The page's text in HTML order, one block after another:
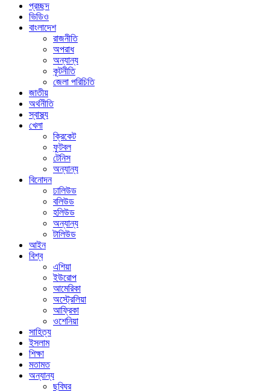
প্রচ্ছদ
ভিডিও
বাংলাদেশ
রাজনীতি
অপরাধ
অন্যান্য
কূটনীতি
জেলা পরিচিতি
জাতীয়
অর্থনীতি
স্বাস্থ্য
খেলা
ক্রিকেট
ফুটবল
টেনিস
অন্যান্য
বিনোদন
ঢালিউড
বলিউড
হলিউড
অন্যান্য
টালিউড
আইন
বিশ্ব
এশিয়া
ইউরোপ
আমেরিকা
অস্ট্রেলিয়া
আফ্রিকা
ওশেনিয়া
সাহিত্য
ইসলাম
শিক্ষা
মতামত
অন্যান্য
ছবিঘর